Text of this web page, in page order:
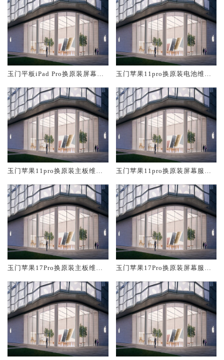
玉门平板iPad Pro换原装屏幕服
玉门苹果11pro换原装电池维修
玉门苹果11pro换原装主板维修
玉门苹果11pro换原装屏幕服务
玉门苹果17Pro换原装主板维修
玉门苹果17Pro换原装屏幕服务